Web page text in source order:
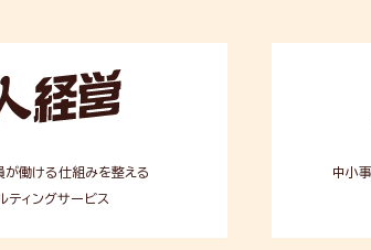
が働ける仕組みを整える
ティングサービス
中小